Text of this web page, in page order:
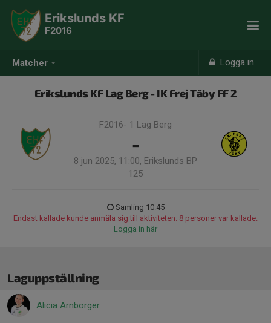
Matcher Logga in
Erikslunds KF
F2016
Erikslunds KF Lag Berg - IK Frej Täby FF 2
F2016- 1 Lag Berg
-
8 jun 2025, 11:00, Erikslunds BP
125
Samling 10:45
Endast kallade kunde anmäla sig till aktiviteten. 8 personer var kallade.
Logga in här
Laguppställning
Alicia Arnborger